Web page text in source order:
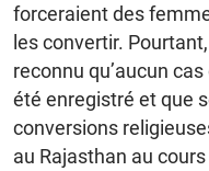
forceraient des
les convertir.
reconnu qu’aucun
été enregistré et que
conversions
au Rajasthan au